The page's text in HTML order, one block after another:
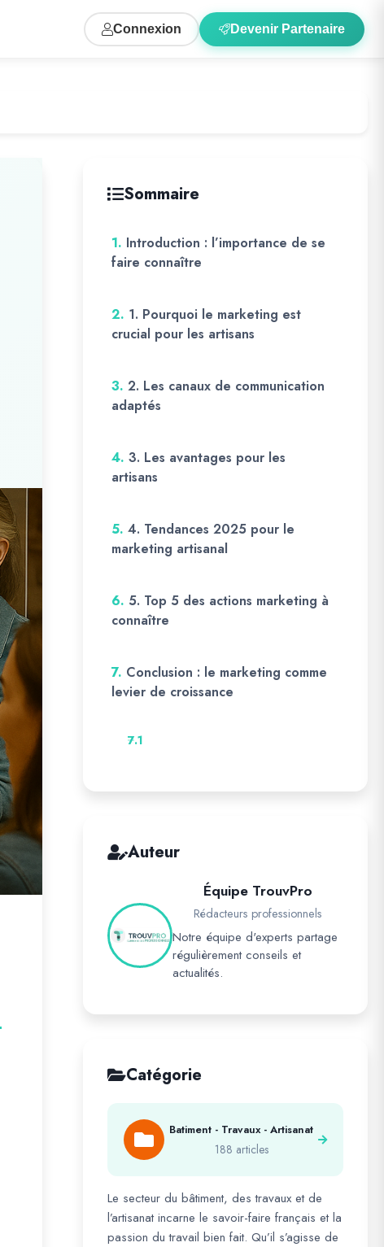
Connexion Devenir Partenaire
Sommaire
1. Introduction : l’importance de se
faire connaître
2. 1. Pourquoi le marketing est
crucial pour les artisans
3. 2. Les canaux de communication
adaptés
4. 3. Les avantages pour les
artisans
5. 4. Tendances 2025 pour le
marketing artisanal
6. 5. Top 5 des actions marketing à
connaître
7. Conclusion : le marketing comme
levier de croissance
7.1
Auteur
Équipe TrouvPro
Rédacteurs professionnels
Notre équipe d'experts partage
régulièrement conseils et
actualités.
Catégorie
Batiment - Travaux - Artisanat
188 articles
Le secteur du bâtiment, des travaux et de
l’artisanat incarne le savoir-faire français et la
passion du travail bien fait. Qu’il s’agisse de